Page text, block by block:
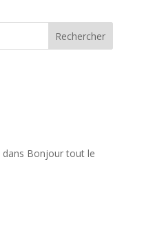
dans Bonjour tout le